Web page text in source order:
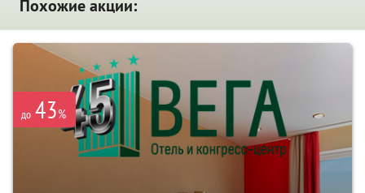
Похожие акции:
до 43%